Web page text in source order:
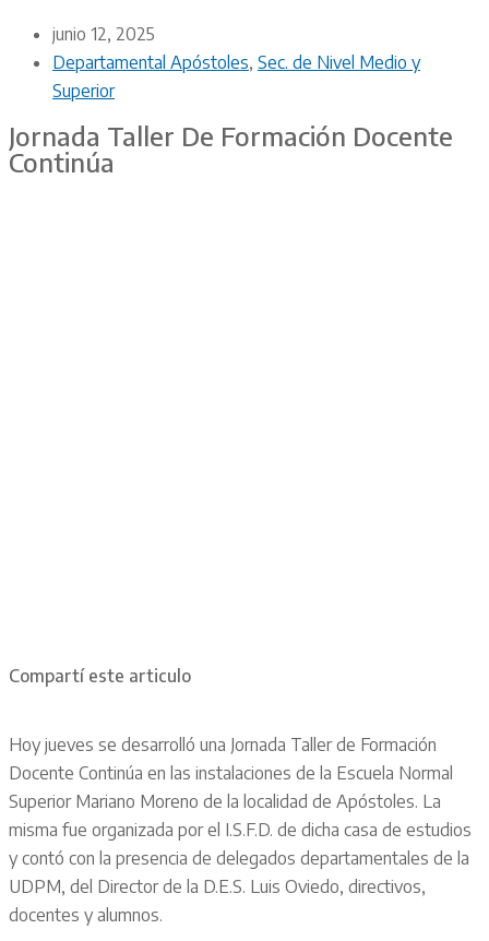
junio 12, 2025
Departamental Apóstoles, Sec. de Nivel Medio y
Superior
Jornada Taller De Formación Docente
Continúa
Compartí este articulo
Hoy jueves se desarrolló una Jornada Taller de Formación
Docente Continúa en las instalaciones de la Escuela Normal
Superior Mariano Moreno de la localidad de Apóstoles. La
misma fue organizada por el I.S.F.D. de dicha casa de estudios
y contó con la presencia de delegados departamentales de la
UDPM, del Director de la D.E.S. Luis Oviedo, directivos,
docentes y alumnos.